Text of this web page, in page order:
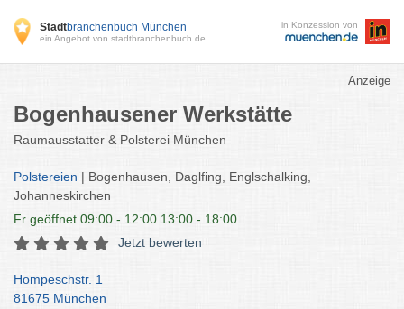
Stadtbranchenbuch München
ein Angebot von stadtbranchenbuch.de
in Konzession von
Anzeige
Bogenhausener Werkstätte
Raumausstatter & Polsterei München
Polstereien | Bogenhausen, Daglfing, Englschalking,
Johanneskirchen
Fr geöffnet 09:00 - 12:00 13:00 - 18:00
Jetzt bewerten
Hompeschstr. 1
81675 München